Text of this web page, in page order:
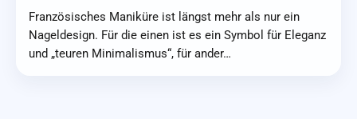
Französisches Maniküre ist längst mehr als nur ein
Nageldesign. Für die einen ist es ein Symbol für Eleganz
und „teuren Minimalismus“, für ander…